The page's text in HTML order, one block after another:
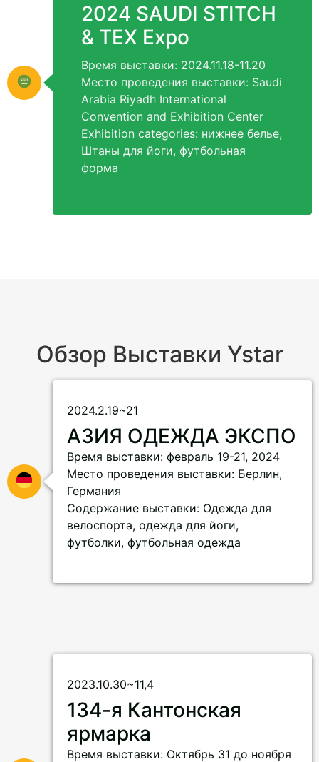
2024 SAUDI STITCH
& TEX Expo
Время выставки: 2024.11.18-11.20
Место проведения выставки: Saudi
Arabia Riyadh International
Convention and Exhibition Center
Exhibition categories: нижнее белье,
Штаны для йоги, футбольная
форма
Обзор Выставки Ystar
2024.2.19~21
АЗИЯ ОДЕЖДА ЭКСПО
Время выставки: февраль 19-21, 2024
Место проведения выставки: Берлин,
Германия
Содержание выставки: Одежда для
велоспорта, одежда для йоги,
футболки, футбольная одежда
2023.10.30~11,4
134-я Кантонская
ярмарка
Время выставки: Октябрь 31 до ноября